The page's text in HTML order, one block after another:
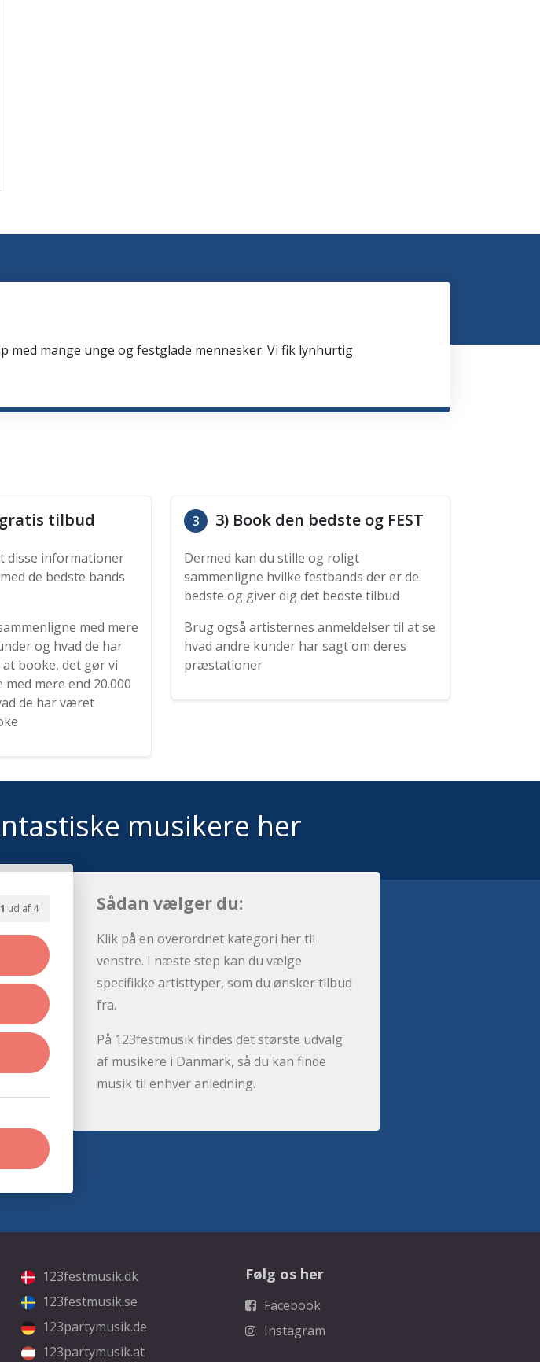
med mange unge og festglade mennesker. Vi fik lynhurtig
tilbud
disse informationer
de bedste bands
med mere
og hvad de har
booke, det gør vi
mere end 20.000
de har været
3 3) Book den bedste og FEST
Dermed kan du stille og roligt
sammenligne hvilke festbands der er de
bedste og giver dig det bedste tilbud
Brug også artisternes anmeldelser til at se
hvad andre kunder har sagt om deres
præstationer
musikere her
ud af 4 Sådan vælger du:
Klik på en overordnet kategori her til
venstre. I næste step kan du vælge
specifikke artisttyper, som du ønsker tilbud
fra.
På 123festmusik findes det største udvalg
af musikere i Danmark, så du kan finde
musik til enhver anledning.
123festmusik.dk
123festmusik.se
123partymusik.de
123partymusik.at
Følg os her
Facebook
Instagram